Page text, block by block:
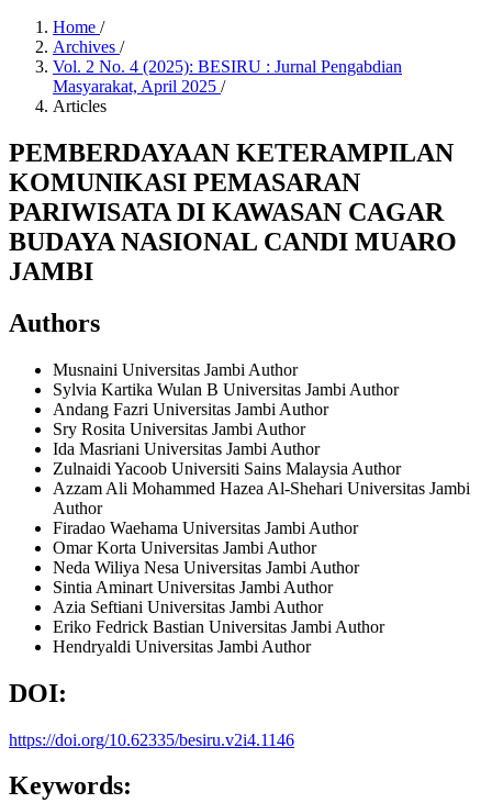
Home /
Archives /
Vol. 2 No. 4 (2025): BESIRU : Jurnal Pengabdian
Masyarakat, April 2025 /
Articles
PEMBERDAYAAN KETERAMPILAN
KOMUNIKASI PEMASARAN
PARIWISATA DI KAWASAN CAGAR
BUDAYA NASIONAL CANDI MUARO
JAMBI
Authors
Musnaini Universitas Jambi Author
Sylvia Kartika Wulan B Universitas Jambi Author
Andang Fazri Universitas Jambi Author
Sry Rosita Universitas Jambi Author
Ida Masriani Universitas Jambi Author
Zulnaidi Yacoob Universiti Sains Malaysia Author
Azzam Ali Mohammed Hazea Al-Shehari Universitas Jambi
Author
Firadao Waehama Universitas Jambi Author
Omar Korta Universitas Jambi Author
Neda Wiliya Nesa Universitas Jambi Author
Sintia Aminart Universitas Jambi Author
Azia Seftiani Universitas Jambi Author
Eriko Fedrick Bastian Universitas Jambi Author
Hendryaldi Universitas Jambi Author
DOI:
https://doi.org/10.62335/besiru.v2i4.1146
Keywords: